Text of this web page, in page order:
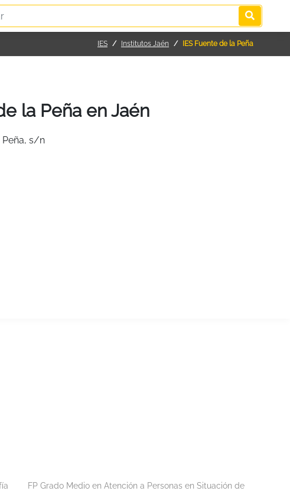
IES Institutos Jaén IES Fuente de la Peña
la Peña en Jaén
Peña, s/n
FP Grado Medio en Atención a Personas en Situación de